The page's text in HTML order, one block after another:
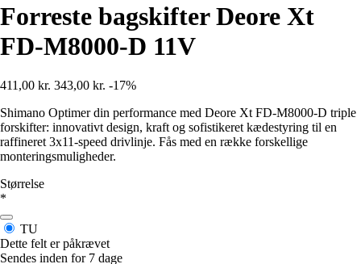
Forreste bagskifter Deore Xt
FD-M8000-D 11V
411,00 kr. 343,00 kr. -17%
Shimano Optimer din performance med Deore Xt FD-M8000-D triple
forskifter: innovativt design, kraft og sofistikeret kædestyring til en
raffineret 3x11-speed drivlinje. Fås med en række forskellige
monteringsmuligheder.
Størrelse
*
TU
Dette felt er påkrævet
Sendes inden for 7 dage